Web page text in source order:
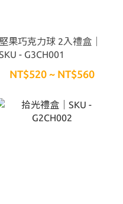
堅果巧克力球 2入禮盒｜
- G3CH001
NT$520 ~ NT$560